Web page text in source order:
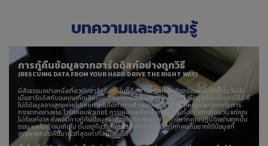
บทความและความรู้
การกู้คืนข้อมูลจากฮาร์ดดิสก์อย่างถูกวิธี
(RESCUING DATA FROM YOUR HARD DRIVE THE RIGHT WAY)
มีสัจธรรมอย่างหนึ่งเกี่ยวกับฮาร์ดดิสก์ นั่นก็คือ ฮาร์ดดิสก์ทุกตัวจะต้องพังไม่ช้าก็เร็ว วันนึง
เมื่อฮาร์ดดิสก์ของคุณเกิดเสียขึ้นมา และคุณเองไม่สามารถจะเข้าถึงข้อมูลที่บันทึกเอาไว้ได้ ดี
ไม่ดีข้อมูลอาจสูญหายไปเลยหากไม่ได้ทำการสำรองข้อมูลไว้ ซึ่งสาเหตุอาจมาจากทั้ง การ
กระแทกอย่างแรง, ไวรัสคอมพิวเตอร์, การเผลอลบโดยไม่ตั้งใจ รวมทั้งเกิดการขีดข่วน แต่คุณ
ไม่ต้องกังวล ยังพอมีทางกู้คืนข้อมูลจากฮาร์ดดิกส์อยู่หลายทางหากคุณปฏิบัติอย่างถูกขั้น
ตอน และไม่ช้าจนเกินไป ขึ้นอยู่กับว่าเกิดอะไรขึ้นกับฮาร์ดดิสก์ทุกคนก็อยากได้ข้อมูลที่
สูญหายกลับคืนมาเร็วที่สุดเท่าที่จะเป็นไปได้